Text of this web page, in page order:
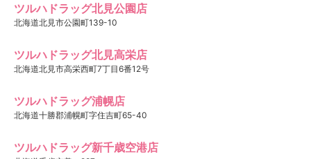
ツルハドラッグ北見公園店
北海道北見市公園町139-10
ツルハドラッグ北見高栄店
北海道北見市高栄西町7丁目6番12号
ツルハドラッグ浦幌店
北海道十勝郡浦幌町字住吉町65-40
ツルハドラッグ新千歳空港店